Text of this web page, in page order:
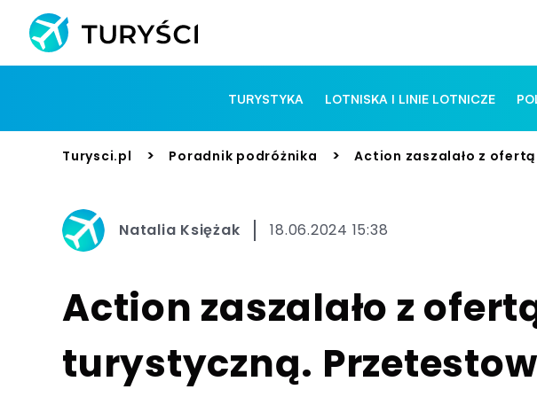
TURYSTYKA LOTNISKA I LINIE LOTNICZE
Turysci.pl > Poradnik podróżnika > Action zaszalało z
Natalia Księżak 18.06.2024 15:38
Action zaszalało z
turystyczną.